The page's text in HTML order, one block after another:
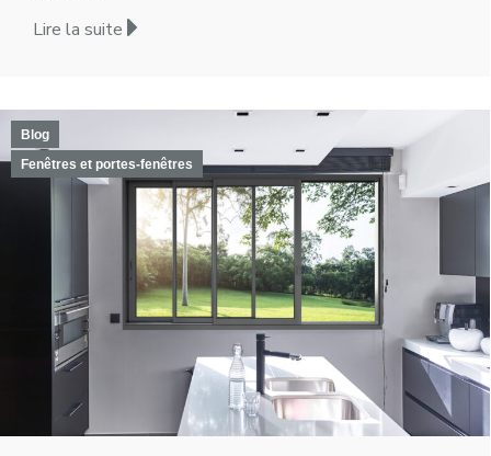
Lire la suite
Blog
Fenêtres et portes-fenêtres